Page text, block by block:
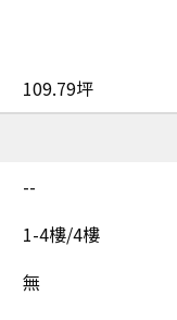
109.79坪
--
1-4樓/4樓
無